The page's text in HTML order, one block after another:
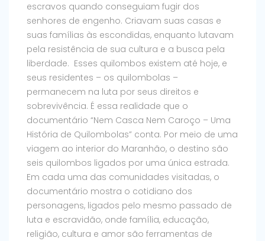
escravos quando conseguiam fugir dos
senhores de engenho. Criavam suas casas e
suas famílias às escondidas, enquanto lutavam
pela resistência de sua cultura e a busca pela
liberdade. Esses quilombos existem até hoje, e
seus residentes – os quilombolas –
permanecem na luta por seus direitos e
sobrevivência. É essa realidade que o
documentário “Nem Casca Nem Caroço – Uma
História de Quilombolas” conta. Por meio de uma
viagem ao interior do Maranhão, o destino são
seis quilombos ligados por uma única estrada.
Em cada uma das comunidades visitadas, o
documentário mostra o cotidiano dos
personagens, ligados pelo mesmo passado de
luta e escravidão, onde família, educação,
religião, cultura e amor são ferramentas de